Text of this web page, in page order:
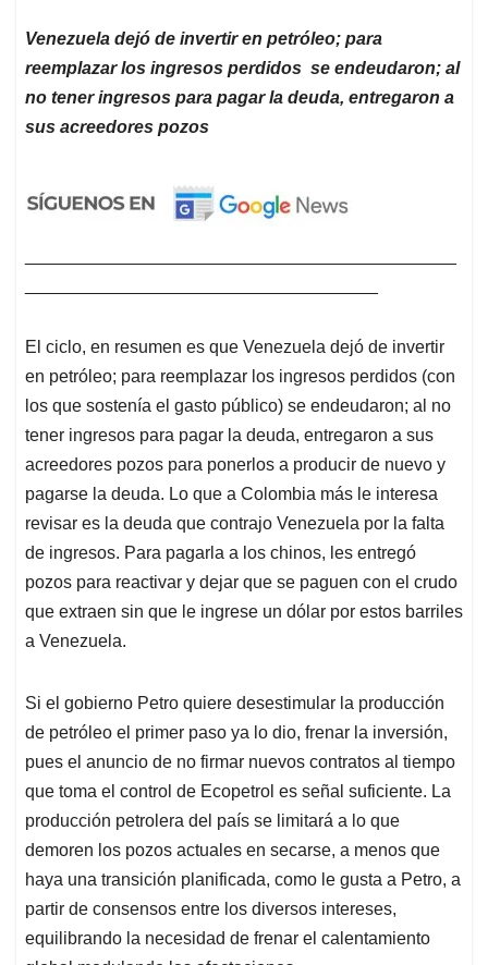
Venezuela dejó de invertir en petróleo; para
reemplazar los ingresos perdidos se endeudaron; al
no tener ingresos para pagar la deuda, entregaron a
sus acreedores pozos
El ciclo, en resumen es que Venezuela dejó de invertir
en petróleo; para reemplazar los ingresos perdidos (con
los que sostenía el gasto público) se endeudaron; al no
tener ingresos para pagar la deuda, entregaron a sus
acreedores pozos para ponerlos a producir de nuevo y
pagarse la deuda. Lo que a Colombia más le interesa
revisar es la deuda que contrajo Venezuela por la falta
de ingresos. Para pagarla a los chinos, les entregó
pozos para reactivar y dejar que se paguen con el crudo
que extraen sin que le ingrese un dólar por estos barriles
a Venezuela.
Si el gobierno Petro quiere desestimular la producción
de petróleo el primer paso ya lo dio, frenar la inversión,
pues el anuncio de no firmar nuevos contratos al tiempo
que toma el control de Ecopetrol es señal suficiente. La
producción petrolera del país se limitará a lo que
demoren los pozos actuales en secarse, a menos que
haya una transición planificada, como le gusta a Petro, a
partir de consensos entre los diversos intereses,
equilibrando la necesidad de frenar el calentamiento